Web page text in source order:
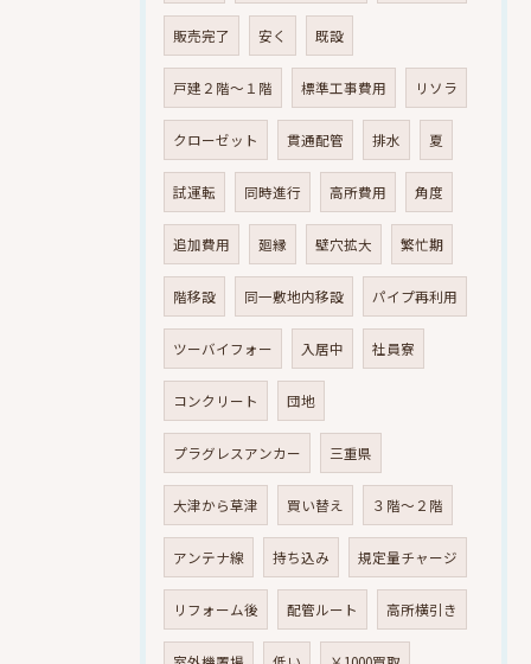
販売完了 安く 既設
戸建２階～１階 標準工事費用 リソラ
クローゼット 貫通配管 排水 夏
試運転 同時進行 高所費用 角度
追加費用 廻縁 壁穴拡大 繁忙期
階移設 同一敷地内移設 パイプ再利用
ツーバイフォー 入居中 社員寮
コンクリート 団地
プラグレスアンカー 三重県
大津から草津 買い替え ３階～２階
アンテナ線 持ち込み 規定量チャージ
リフォーム後 配管ルート 高所横引き